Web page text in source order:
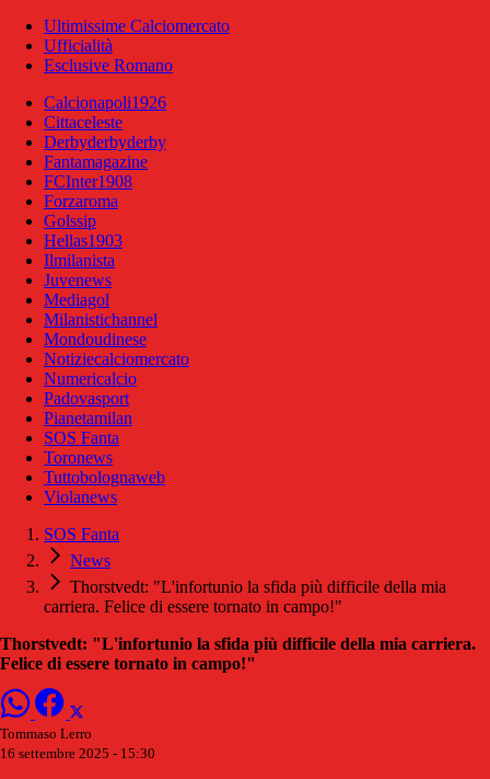
Ultimissime Calciomercato
Ufficialità
Esclusive Romano
Calcionapoli1926
Cittaceleste
Derbyderbyderby
Fantamagazine
FCInter1908
Forzaroma
Golssip
Hellas1903
Ilmilanista
Juvenews
Mediagol
Milanistichannel
Mondoudinese
Notiziecalciomercato
Numericalcio
Padovasport
Pianetamilan
SOS Fanta
Toronews
Tuttobolognaweb
Violanews
SOS Fanta
News
Thorstvedt: "L'infortunio la sfida più difficile della mia
carriera. Felice di essere tornato in campo!"
Thorstvedt: "L'infortunio la sfida più difficile della mia carriera.
Felice di essere tornato in campo!"
Tommaso Lerro
16 settembre 2025 - 15:30